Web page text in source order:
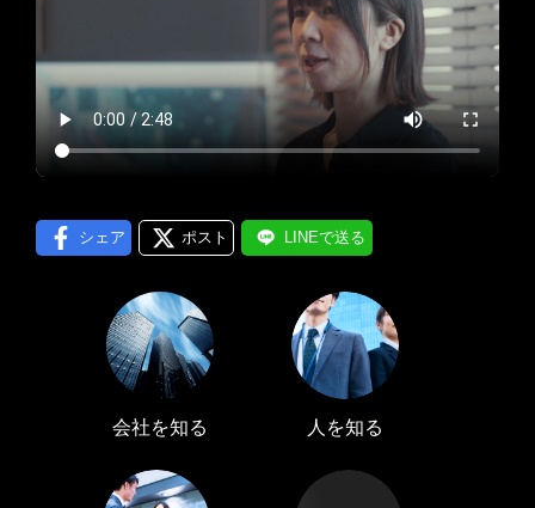
シェア ポスト LINEで送る
会社を知る 人を知る
プロフィール編集する ＞
ログインする ＞